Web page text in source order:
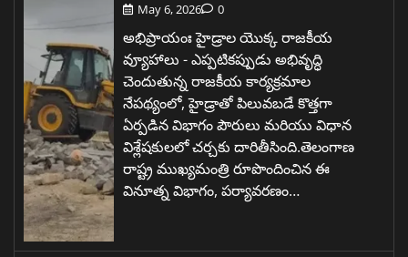
May 6, 2026 0
అభిప్రాయంః హైడ్రాల యొక్క రాజకీయ
వ్యూహాలు - ఎప్పటికప్పుడు అభివృద్ధి
చెందుతున్న రాజకీయ కార్యక్రమాల
నేపథ్యంలో, హైడ్రాతో పిలువబడే కొత్తగా
ఏర్పడిన విభాగం పౌరులు మరియు విధాన
విశ్లేషకులలో చర్చకు దారితీసింది.తెలంగాణ
రాష్ట్ర ముఖ్యమంత్రి రూపొందించిన ఈ
వినూత్న విభాగం, పర్యావరణం…